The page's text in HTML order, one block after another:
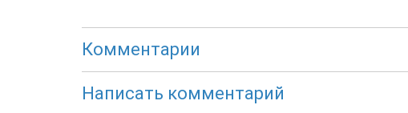
Комментарии
Написать комментарий